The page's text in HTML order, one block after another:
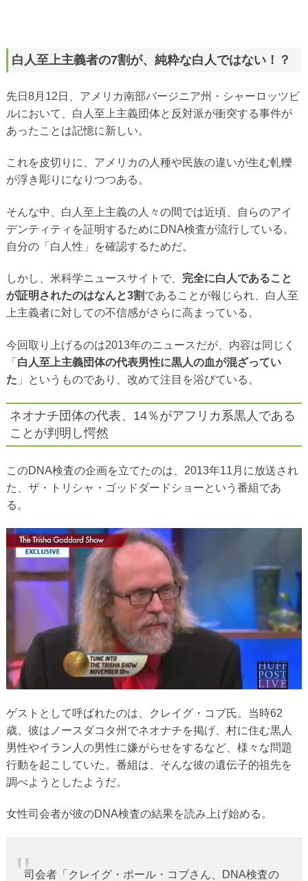
白人至上主義者の7割が、純粋な白人ではない！？
先日8月12日、アメリカ南部バージニア州・シャーロッツビ
ルにおいて、白人至上主義団体と反対派が衝突する事件が
あったことは記憶に新しい。
これを皮切りに、アメリカの人種や民族の違いが生む軋轢
が浮き彫りになりつつある。
そんな中、白人至上主義の人々の間では近頃、自らのアイ
デンティティを証明するためにDNA検査が流行している。
自分の「白人性」を確認するためだ。
しかし、米科学ニュースサイトで、 完全に白人であること
が証明されたのはなんと3割であることが報じられ、白人至
上主義者に対しての不信感がさらに高まっている。
今回取り上げるのは2013年のニュースだが、内容は同じく
「 白人至上主義団体の代表男性に黒人の血が混ざってい
た 」というものであり、改めて注目を浴びている。
ネオナチ団体の代表、14％がアフリカ系黒人である
ことが判明し愕然
このDNA検査の企画を立てたのは、2013年11月に放送され
た、ザ・トリシャ・ゴッドダードショーという番組であ
る。
ゲストとして呼ばれたのは、クレイグ・コブ氏。当時62
歳。彼はノースダコタ州でネオナチを掲げ、村に住む黒人
男性やイラン人の男性に嫌がらせをするなど、様々な問題
行動を起こしていた。番組は、そんな彼の遺伝子的祖先を
調べようとしたようだ。
女性司会者が彼のDNA検査の結果を読み上げ始める。
司会者「クレイグ・ポール・コブさん、DNA検査の